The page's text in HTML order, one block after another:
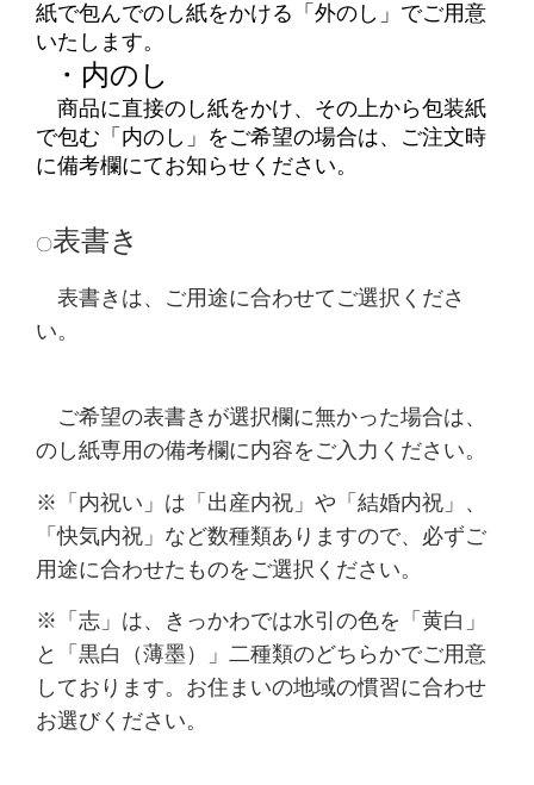
紙で包んでのし紙をかける「外のし」でご用意
いたします。
・内のし
商品に直接のし紙をかけ、その上から包装紙
で包む「内のし」をご希望の場合は、ご注文時
に備考欄にてお知らせください。
〇表書き
表書きは、ご用途に合わせてご選択くださ
い。
ご希望の表書きが選択欄に無かった場合は、
のし紙専用の備考欄に内容をご入力ください。
※「内祝い」は「出産内祝」や「結婚内祝」、
「快気内祝」など数種類ありますので、必ずご
用途に合わせたものをご選択ください。
※「志」は、きっかわでは水引の色を「黄白」
と「黒白（薄墨）」二種類のどちらかでご用意
しております。お住まいの地域の慣習に合わせ
お選びください。